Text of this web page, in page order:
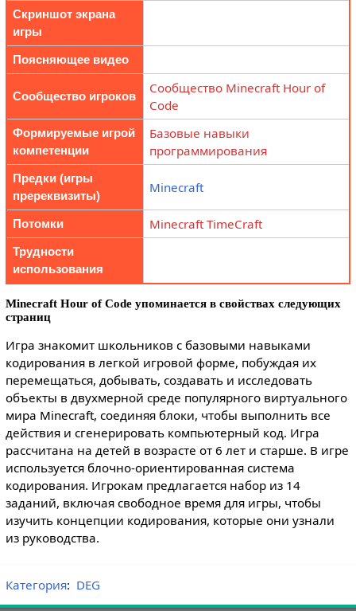
Скриншот экрана
игры
Поясняющее видео
Сообщество игроков
Сообщество Minecraft Hour of
Code
Формируемые игрой
компетенции
Базовые навыки
программирования
Предки (игры
пререквизиты)
Minecraft
Потомки Minecraft TimeCraft
Трудности
использования
Minecraft Hour of Code упоминается в свойствах следующих
страниц
Игра знакомит школьников с базовыми навыками
кодирования в легкой игровой форме, побуждая их
перемещаться, добывать, создавать и исследовать
объекты в двухмерной среде популярного виртуального
мира Minecraft, соединяя блоки, чтобы выполнить все
действия и сгенерировать компьютерный код. Игра
рассчитана на детей в возрасте от 6 лет и старше. В игре
используется блочно-ориентированная система
кодирования. Игрокам предлагается набор из 14
заданий, включая свободное время для игры, чтобы
изучить концепции кодирования, которые они узнали
из руководства.
Категория: DEG